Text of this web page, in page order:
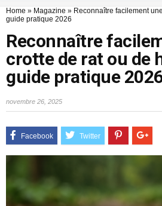
Home » Magazine » Reconnaître facilement
guide pratique 2026
Reconnaître
crotte de rat ou de
guide pratique
novembre 26, 2025